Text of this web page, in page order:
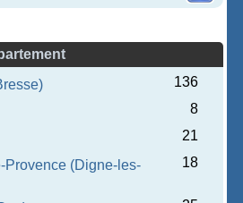
136
8
21
Provence (Digne-les-
18